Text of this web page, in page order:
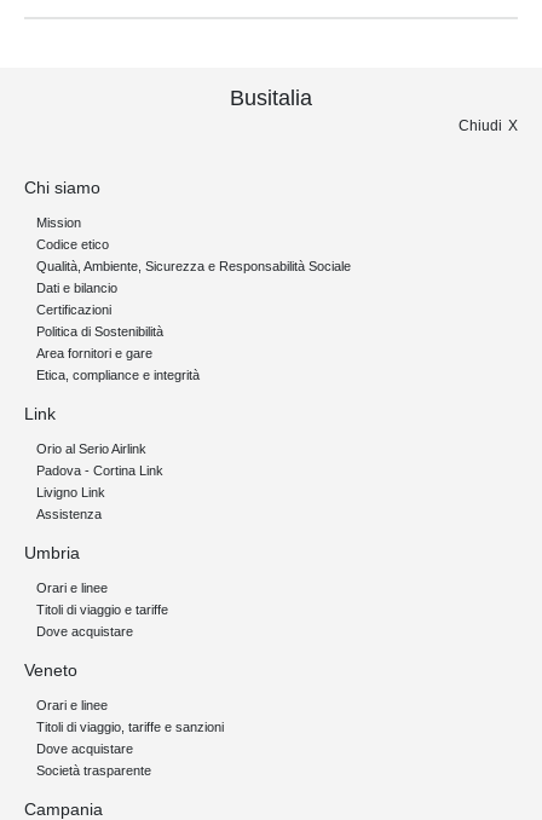
Busitalia
Chiudi
Chi siamo
Mission
Codice etico
Qualità, Ambiente, Sicurezza e Responsabilità Sociale
Dati e bilancio
Certificazioni
Politica di Sostenibilità
Area fornitori e gare
Etica, compliance e integrità
Link
Orio al Serio Airlink
Padova - Cortina Link
Livigno Link
Assistenza
Umbria
Orari e linee
Titoli di viaggio e tariffe
Dove acquistare
Veneto
Orari e linee
Titoli di viaggio, tariffe e sanzioni
Dove acquistare
Società trasparente
Campania